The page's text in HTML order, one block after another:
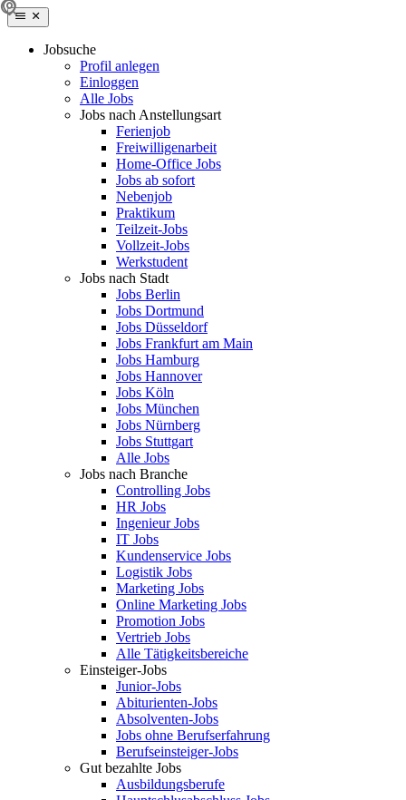
Jobsuche
Profil anlegen
Einloggen
Alle Jobs
Jobs nach Anstellungsart
Ferienjob
Freiwilligenarbeit
Home-Office Jobs
Jobs ab sofort
Nebenjob
Praktikum
Teilzeit-Jobs
Vollzeit-Jobs
Werkstudent
Jobs nach Stadt
Jobs Berlin
Jobs Dortmund
Jobs Düsseldorf
Jobs Frankfurt am Main
Jobs Hamburg
Jobs Hannover
Jobs Köln
Jobs München
Jobs Nürnberg
Jobs Stuttgart
Alle Jobs
Jobs nach Branche
Controlling Jobs
HR Jobs
Ingenieur Jobs
IT Jobs
Kundenservice Jobs
Logistik Jobs
Marketing Jobs
Online Marketing Jobs
Promotion Jobs
Vertrieb Jobs
Alle Tätigkeitsbereiche
Einsteiger-Jobs
Junior-Jobs
Abiturienten-Jobs
Absolventen-Jobs
Jobs ohne Berufserfahrung
Berufseinsteiger-Jobs
Gut bezahlte Jobs
Ausbildungsberufe